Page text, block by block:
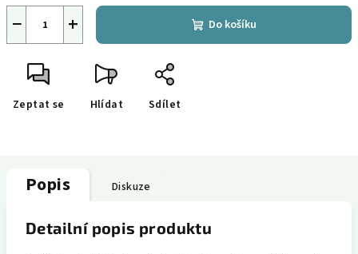
+
− Do košíku
Zeptat se Hlídat Sdílet
Popis Diskuze
Detailní popis produktu